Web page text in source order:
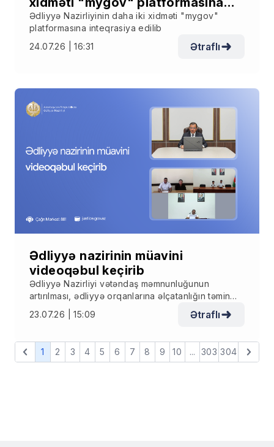
inteqrasiya edilib
Ədliyyə Nazirliyinin daha iki xidməti "mygov"
platformasına inteqrasiya edilib
24.07.26 | 16:31
Ətraflı
Ədliyyə nazirinin müavini
videoqəbul keçirib
Ədliyyə Nazirliyi vətəndaş məmnunluğunun
artırılması, ədliyyə orqanlarına əlçatanlığın təmin
olunması, regionlarda yaşayan vətəndaşların
müraciətlərinə operativ və yerində baxılması
edir.
23.07.26 | 15:09 Ətraflı
1 2 3 4 5 6 7 8 9 10 ... 303 304